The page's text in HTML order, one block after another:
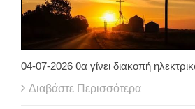
04-07-2026 θα γίνει διακοπή
Διαβάστε Περισσότερα